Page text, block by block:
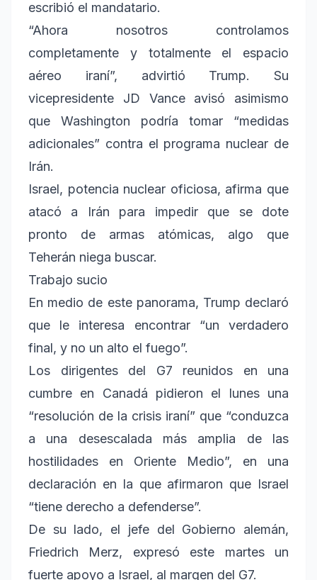
escribió el mandatario.
“Ahora nosotros controlamos
completamente y totalmente el espacio
aéreo iraní”, advirtió Trump. Su
vicepresidente JD Vance avisó asimismo
que Washington podría tomar “medidas
adicionales” contra el programa nuclear de
Irán.
Israel, potencia nuclear oficiosa, afirma que
atacó a Irán para impedir que se dote
pronto de armas atómicas, algo que
Teherán niega buscar.
Trabajo sucio
En medio de este panorama, Trump declaró
que le interesa encontrar “un verdadero
final, y no un alto el fuego”.
Los dirigentes del G7 reunidos en una
cumbre en Canadá pidieron el lunes una
“resolución de la crisis iraní” que “conduzca
a una desescalada más amplia de las
hostilidades en Oriente Medio”, en una
declaración en la que afirmaron que Israel
“tiene derecho a defenderse”.
De su lado, el jefe del Gobierno alemán,
Friedrich Merz, expresó este martes un
fuerte apoyo a Israel, al margen del G7.